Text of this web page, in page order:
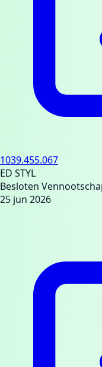
1039.455.067
ED STYL
Besloten
25 jun 2026